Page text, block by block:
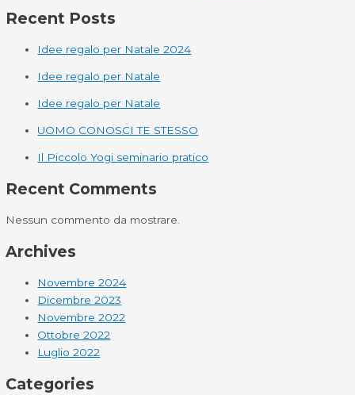
Recent Posts
Idee regalo per Natale 2024
Idee regalo per Natale
Idee regalo per Natale
UOMO CONOSCI TE STESSO
Il Piccolo Yogi seminario pratico
Recent Comments
Nessun commento da mostrare.
Archives
Novembre 2024
Dicembre 2023
Novembre 2022
Ottobre 2022
Luglio 2022
Categories